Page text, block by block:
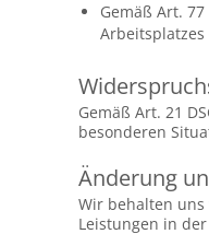
Gemäß Art.
Gemäß Art. 21
besonderen
Änderung
Wir behalten
Leistungen in